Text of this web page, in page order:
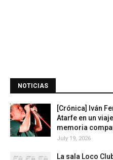
NOTICIAS
[Crónica] Iván
Atarfe en un
memoria
July 19, 2026
La sala Loco